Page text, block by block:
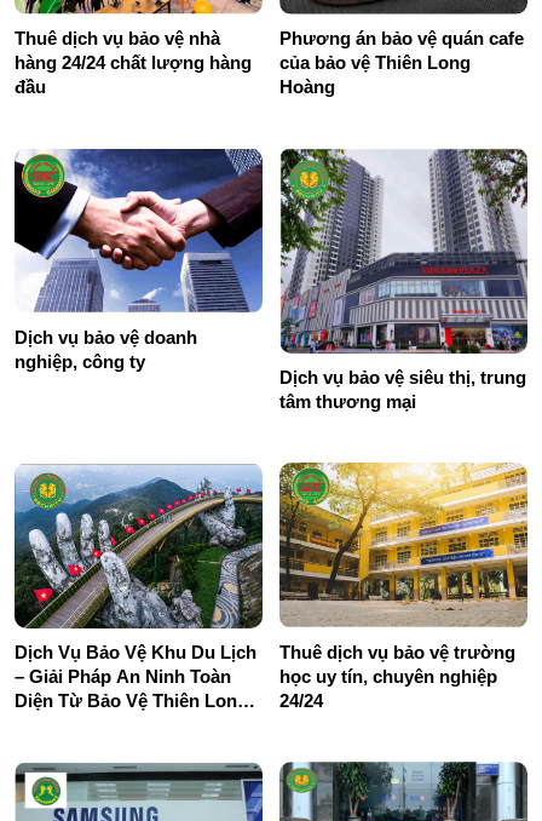
Thuê dịch vụ bảo vệ nhà
hàng 24/24 chất lượng hàng
đầu
Phương án bảo vệ quán cafe
của bảo vệ Thiên Long
Hoàng
Dịch vụ bảo vệ doanh
nghiệp, công ty
Dịch vụ bảo vệ siêu thị, trung
tâm thương mại
Dịch Vụ Bảo Vệ Khu Du Lịch
– Giải Pháp An Ninh Toàn
Diện Từ Bảo Vệ Thiên Long
Thuê dịch vụ bảo vệ trường
học uy tín, chuyên nghiệp
24/24